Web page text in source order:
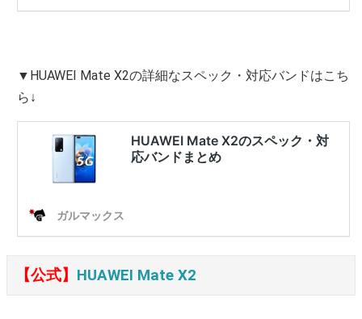
▼HUAWEI Mate X2の詳細なスペック・対応バンドはこち
ら↓
【公式】 HUAWEI Mate X2